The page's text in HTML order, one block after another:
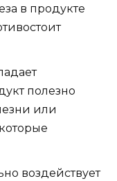
в продукте
полезно
или
воздействует